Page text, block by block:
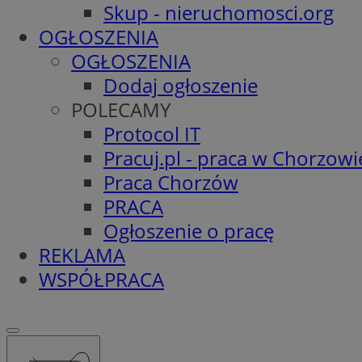
Skup - nieruchomosci.org
OGŁOSZENIA
OGŁOSZENIA
Dodaj ogłoszenie
POLECAMY
Protocol IT
Pracuj.pl - praca w
Praca Chorzów
PRACA
Ogłoszenie o pracę
REKLAMA
WSPÓŁPRACA